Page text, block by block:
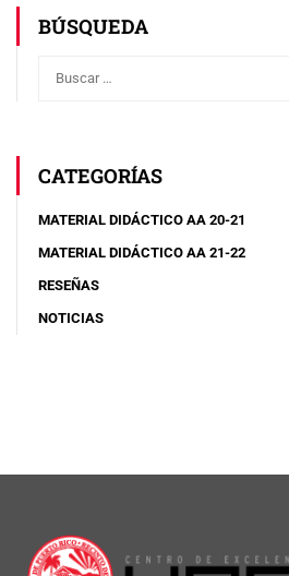
BÚSQUEDA
CATEGORÍAS
MATERIAL DIDÁCTICO AA 20-21
MATERIAL DIDÁCTICO AA 21-22
RESEÑAS
NOTICIAS